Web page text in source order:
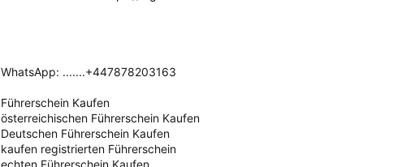
WhatsApp: .......+447878203163
Führerschein Kaufen
österreichischen Führerschein Kaufen
Deutschen Führerschein Kaufen
kaufen registrierten Führerschein
echten Führerschein Kaufen